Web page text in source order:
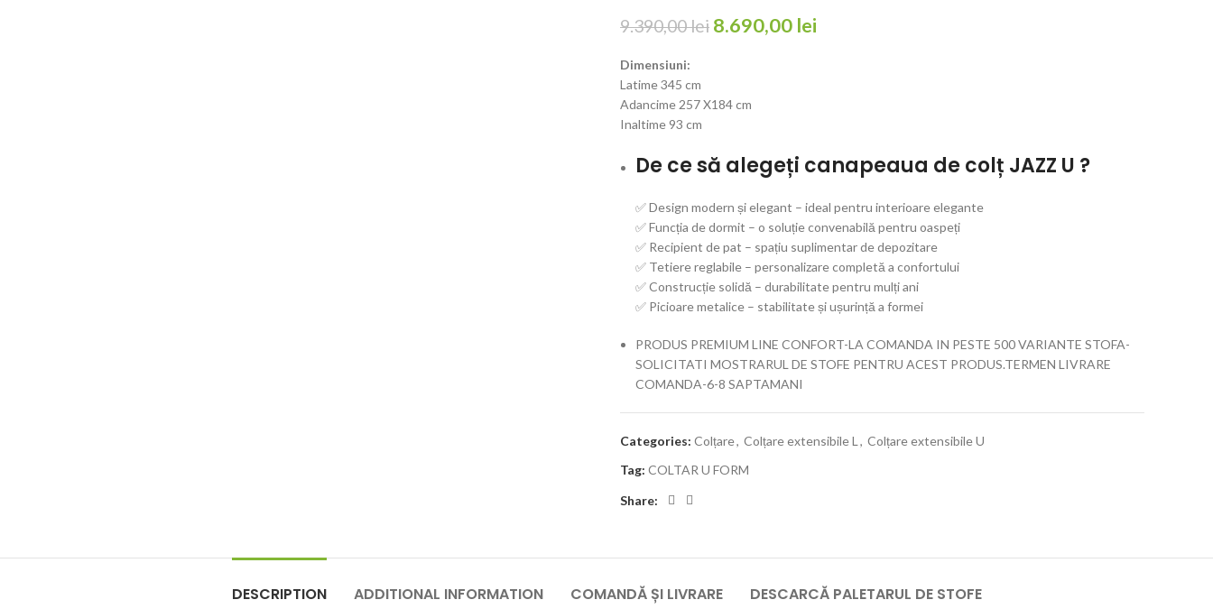
9.390,00lei 8.690,00 lei
Dimensiuni:
Latime 345 cm
Adancime 257 X184 cm
Inaltime 93 cm
De ce să alegeți canapeaua de colț JAZZ U ?
✅ Design modern și elegant – ideal pentru interioare elegante
✅ Funcția de dormit – o soluție convenabilă pentru oaspeți
✅ Recipient de pat – spațiu suplimentar de depozitare
✅ Tetiere reglabile – personalizare completă a confortului
✅ Construcție solidă – durabilitate pentru mulți ani
✅ Picioare metalice – stabilitate și ușurință a formei
PRODUS PREMIUM LINE CONFORT-LA COMANDA IN PESTE 500 VARIANTE STOFA-
SOLICITATI MOSTRARUL DE STOFE PENTRU ACEST PRODUS.TERMEN LIVRARE
COMANDA-6-8 SAPTAMANI
Categories: Colțare, Colțare extensibile L , Colțare extensibile U
Tag: COLTAR U FORM
Share:
DESCRIPTION ADDITIONAL INFORMATION COMANDĂ ȘI LIVRARE DESCARCĂ PALETARUL DE STOFE